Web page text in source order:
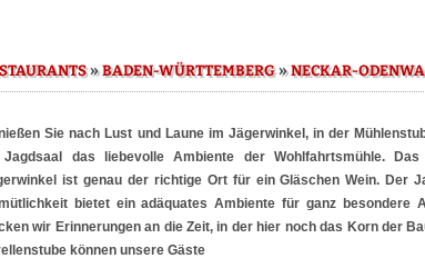
»BADEN-WÜRTTEMBERG»NECKAR-
Sie nach Lust und Laune im Jägerwinkel, in der
das liebevolle Ambiente der Wohlfahrtsmühle.
ist genau der richtige Ort für ein Gläschen Wein. Der
bietet ein adäquates Ambiente für ganz besondere
wir Erinnerungen an die Zeit, in der hier noch das Korn der
können unsere Gäste